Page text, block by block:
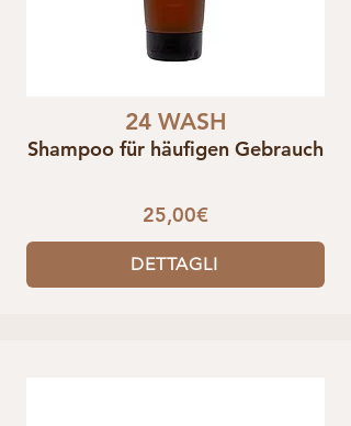
24 WASH
Shampoo für häufigen Gebrauch
25,00€
DETTAGLI